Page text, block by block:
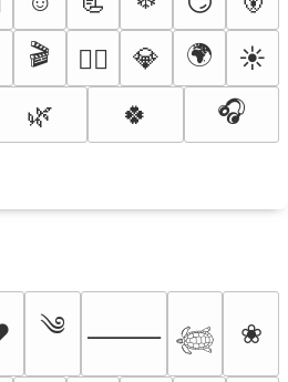
🎬 🐦‍🔥 💎 🌍
☀️
🌿 🍀 🎧
༄ ⸻ 𓆉 ❀